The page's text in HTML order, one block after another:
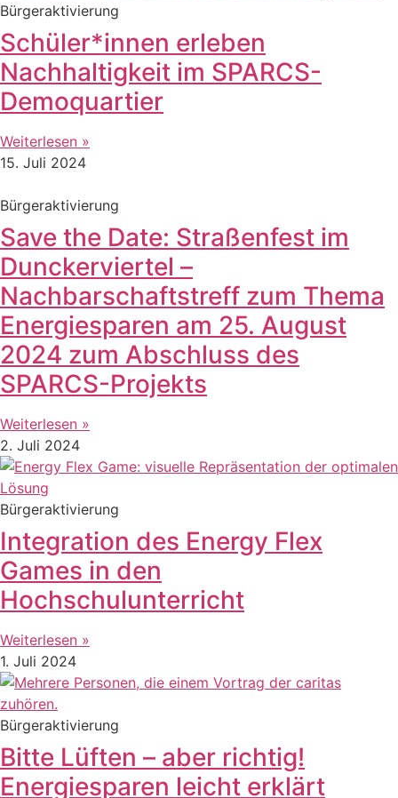
Bürgeraktivierung
Schüler*innen erleben
Nachhaltigkeit im SPARCS-
Demoquartier
Weiterlesen »
15. Juli 2024
Bürgeraktivierung
Save the Date: Straßenfest im
Dunckerviertel –
Nachbarschaftstreff zum Thema
Energiesparen am 25. August
2024 zum Abschluss des
SPARCS-Projekts
Weiterlesen »
2. Juli 2024
Bürgeraktivierung
Integration des Energy Flex
Games in den
Hochschulunterricht
Weiterlesen »
1. Juli 2024
Bürgeraktivierung
Bitte Lüften – aber richtig!
Energiesparen leicht erklärt